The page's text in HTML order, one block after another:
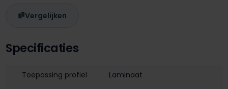
Specificaties
Toepassing profiel
Laminaat
Vergelijken